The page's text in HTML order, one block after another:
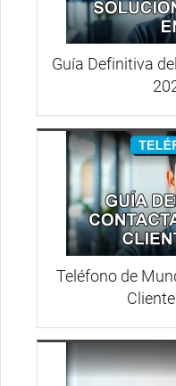
Guía Definitiva
Teléfono de